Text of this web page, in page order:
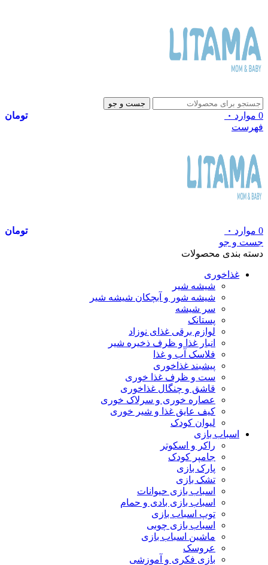
جست و جو
0 موارد ۰
تومان
فهرست
0 موارد ۰
تومان
جست و جو
دسته بندی محصولات
غذاخوری
شیشه شیر
شیشه ‌شور و آبچکان شیشه‌ شیر
سر شیشه
پستانک
لوازم برقی غذای نوزاد
انبار غذا و ظرف ذخیره شیر
فلاسک آب و غذا
پیشبند غذاخوری
ست و ظرف غذا خوری
قاشق و چنگال غذاخوری
عصاره خوری و سرلاک خوری
کیف عایق غذا و شیر خوری
لیوان کودک
اسباب بازی
راکر و اسکوتر
جامپر کودک
پارک بازی
تشک بازی
اسباب بازی حیوانات
اسباب بازی بادی و حمام
توپ اسباب بازی
اسباب بازی چوبی
ماشین اسباب بازی
عروسک
بازی فکری و آموزشی